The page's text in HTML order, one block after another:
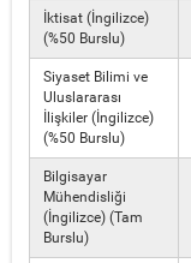
İktisat (İngilizce)
(%50 Burslu)
Siyaset Bilimi ve
Uluslararası
İlişkiler (İngilizce)
(%50 Burslu)
Bilgisayar
Mühendisliği
(İngilizce) (Tam
Burslu)